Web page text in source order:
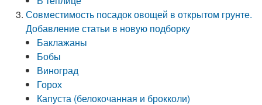
Совместимость посадок овощей в открытом грунте.
Добавление статьи в новую подборку
Баклажаны
Бобы
Виноград
Горох
Капуста (белокочанная и брокколи)